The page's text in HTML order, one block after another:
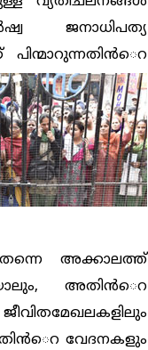
ജനാധിപത്യ
പിന്മാറുന്നതിന്‍െറ
അക്കാലത്ത്
അതിന്‍െറ
വേദനകളും